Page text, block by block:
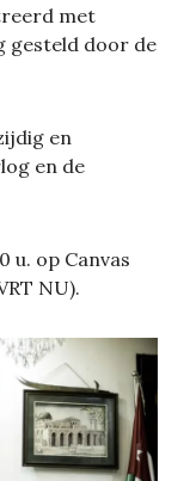
met
gesteld door de
en
en de
u. op Canvas
NU).